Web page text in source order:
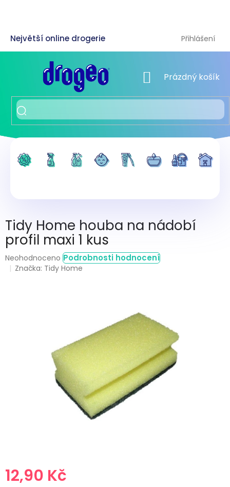
Přihlášení
NÁKUPNÍ KOŠÍK
Prázdný košík
Tidy Home houba na nádobí
profil maxi 1 kus
Průměrné
hodnocení
Neohodnoceno Podrobnosti hodnocení
Značka: Tidy Home
12,90 Kč